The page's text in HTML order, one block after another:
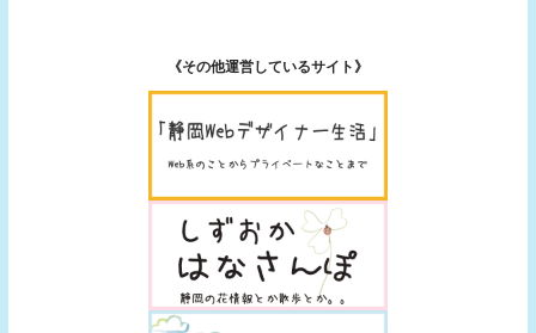
《その他運営しているサイト》